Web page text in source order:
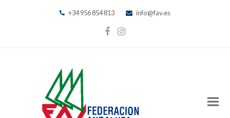
+34 956 854 813 info@fav.es
Facebook
Instagram